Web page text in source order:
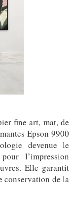
fine art, mat, de
Epson 9900
devenue le
l’impression
Elle garantit
conservation de la